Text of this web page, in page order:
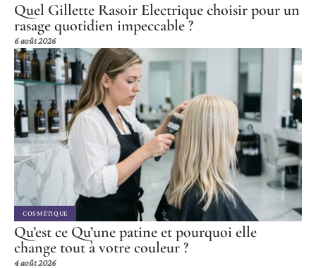
Quel Gillette Rasoir Electrique choisir pour un
rasage quotidien impeccable ?
6 août 2026
COSMÉTIQUE
Qu’est ce Qu’une patine et pourquoi elle
change tout à votre couleur ?
4 août 2026